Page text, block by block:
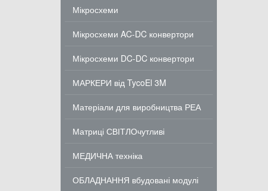
Мікросхеми
Мікросхеми AC-DC конвертори
Мікросхеми DC-DC конвертори
МАРКЕРИ від TycoEl 3M
Матеріали для виробництва РЕА
Матриці СВІТЛОчутливі
МЕДИЧНА техніка
ОБЛАДНАННЯ вбудовані модулі